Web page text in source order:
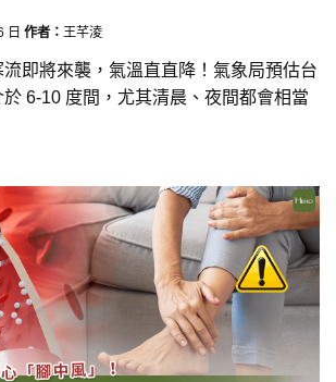
日 作者： 王芊淩
即將來襲，氣溫直直降！氣象局預估台
6-10 度間，尤其清晨、夜間都會相當